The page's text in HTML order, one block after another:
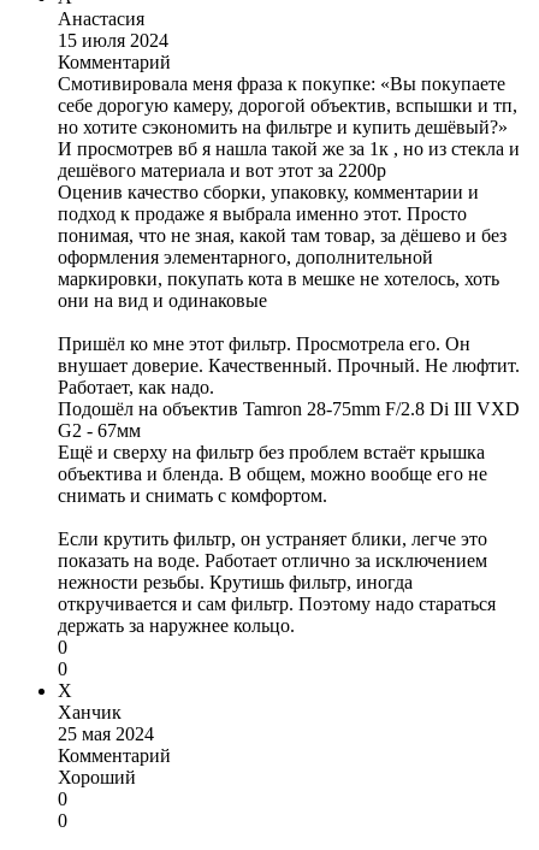
Анастасия
15 июля 2024
Комментарий
Смотивировала меня фраза к покупке: «Вы покупаете
себе дорогую камеру, дорогой объектив, вспышки и тп,
но хотите сэкономить на фильтре и купить дешёвый?»
И просмотрев вб я нашла такой же за 1к , но из стекла и
дешёвого материала и вот этот за 2200р
Оценив качество сборки, упаковку, комментарии и
подход к продаже я выбрала именно этот. Просто
понимая, что не зная, какой там товар, за дёшево и без
оформления элементарного, дополнительной
маркировки, покупать кота в мешке не хотелось, хоть
они на вид и одинаковые
Пришёл ко мне этот фильтр. Просмотрела его. Он
внушает доверие. Качественный. Прочный. Не люфтит.
Работает, как надо.
Подошёл на объектив Tamron 28-75mm F/2.8 Di III VXD
G2 - 67мм
Ещё и сверху на фильтр без проблем встаёт крышка
объектива и бленда. В общем, можно вообще его не
снимать и снимать с комфортом.
Если крутить фильтр, он устраняет блики, легче это
показать на воде. Работает отлично за исключением
нежности резьбы. Крутишь фильтр, иногда
откручивается и сам фильтр. Поэтому надо стараться
держать за наружнее кольцо.
0
0
Х
Ханчик
25 мая 2024
Комментарий
Хороший
0
0